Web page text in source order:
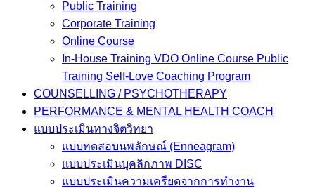
Public Training
Corporate Training
Online Course
In-House Training VDO Online Course Public
Training Self-Love Coaching Program
COUNSELLING / PSYCHOTHERAPY
PERFORMANCE & MENTAL HEALTH COACH
แบบประเมินทางจิตวิทยา
แบบทดสอบนพลักษณ์ (Enneagram)
แบบประเมินบุคลิกภาพ DISC
แบบประเมินความเครียดจากการทำงาน